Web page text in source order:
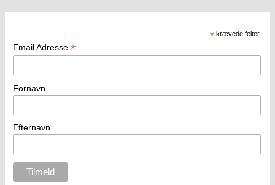
* krævede felter
Email Adresse *
Fornavn
Efternavn